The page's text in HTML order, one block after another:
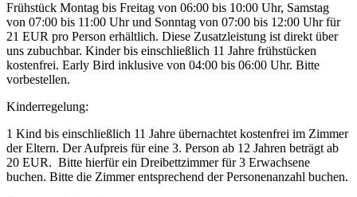
Frühstück Montag bis Freitag von 06:00 bis 10:00 Uhr, Samstag
von 07:00 bis 11:00 Uhr und Sonntag von 07:00 bis 12:00 Uhr für
21 EUR pro Person erhältlich. Diese Zusatzleistung ist direkt über
uns zubuchbar. Kinder bis einschließlich 11 Jahre frühstücken
kostenfrei. Early Bird inklusive von 04:00 bis 06:00 Uhr. Bitte
vorbestellen.
Kinderregelung:
1 Kind bis einschließlich 11 Jahre übernachtet kostenfrei im Zimmer
der Eltern. Der Aufpreis für eine 3. Person ab 12 Jahren beträgt ab
20 EUR. Bitte hierfür ein Dreibettzimmer für 3 Erwachsene
buchen. Bitte die Zimmer entsprechend der Personenanzahl buchen.